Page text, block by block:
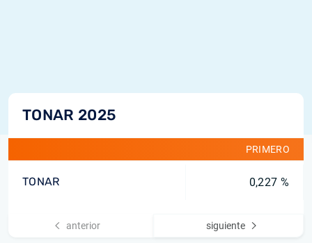
TONAR 2025
PRIMERO
TONAR 0,227 %
anterior siguiente